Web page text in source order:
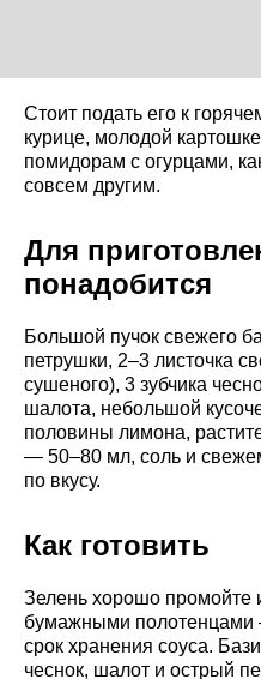
Стоит подать его к
курице, молодой
помидорам с огурцами,
совсем другим.
Для
понадобится
Большой пучок свежего
петрушки, 2–3 листочка
сушеного), 3 зубчика
шалота, небольшой
половины лимона,
— 50–80 мл, соль и
по вкусу.
Как готовить
Зелень хорошо промойте
бумажными полотенцами
срок хранения соуса.
чеснок, шалот и острый